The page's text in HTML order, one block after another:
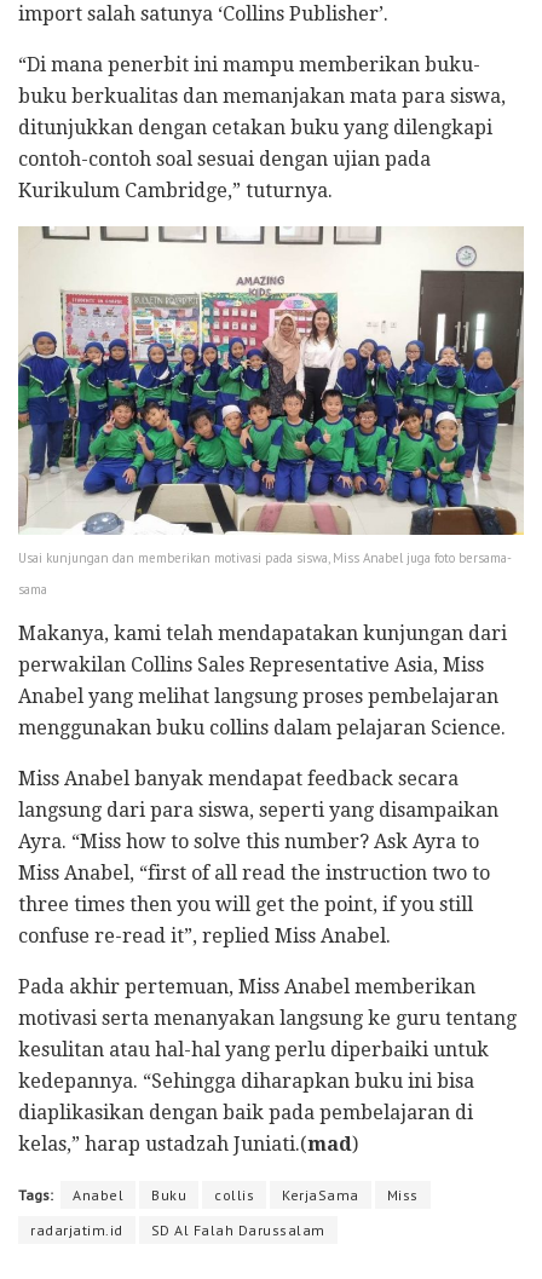
import salah satunya ‘Collins Publisher’.
“Di mana penerbit ini mampu memberikan buku-
buku berkualitas dan memanjakan mata para siswa,
ditunjukkan dengan cetakan buku yang dilengkapi
contoh-contoh soal sesuai dengan ujian pada
Kurikulum Cambridge,” tuturnya.
Usai kunjungan dan memberikan motivasi pada siswa, Miss Anabel juga foto bersama-
sama
Makanya, kami telah mendapatakan kunjungan dari
perwakilan Collins Sales Representative Asia, Miss
Anabel yang melihat langsung proses pembelajaran
menggunakan buku collins dalam pelajaran Science.
Miss Anabel banyak mendapat feedback secara
langsung dari para siswa, seperti yang disampaikan
Ayra. “Miss how to solve this number? Ask Ayra to
Miss Anabel, “first of all read the instruction two to
three times then you will get the point, if you still
confuse re-read it”, replied Miss Anabel.
Pada akhir pertemuan, Miss Anabel memberikan
motivasi serta menanyakan langsung ke guru tentang
kesulitan atau hal-hal yang perlu diperbaiki untuk
kedepannya. “Sehingga diharapkan buku ini bisa
diaplikasikan dengan baik pada pembelajaran di
kelas,” harap ustadzah Juniati.(mad)
Tags: Anabel Buku collis KerjaSama
Miss
radarjatim.id
SD Al Falah Darussalam